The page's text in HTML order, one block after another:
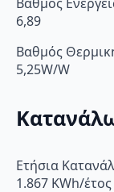
Βαθμός
6,89
Βαθμός
5,25W/W
Ετήσια
1.867 KWh/έτος